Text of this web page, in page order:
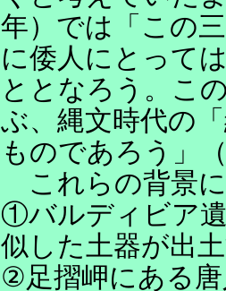
年）では「この
に倭人にとって
ととなろう。こ
ぶ、縄文時代の
ものであろう」
これらの背景
①バルディビア
似した土器が出
②足摺岬にある